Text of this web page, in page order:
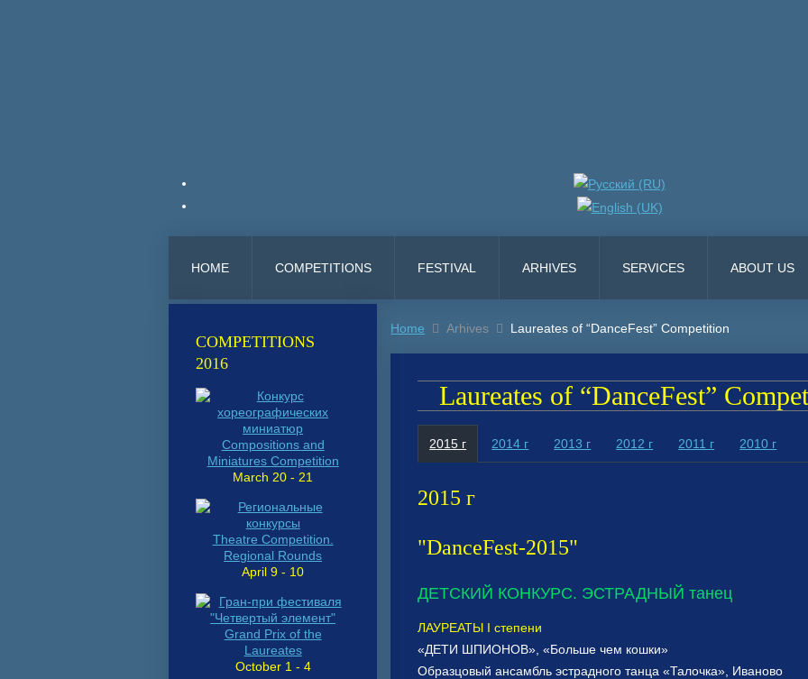
HOME COMPETITIONS FESTIVAL ARHIVES SERVICES ABOUT US
Home Arhives Laureates of “DanceFest” Competition
Laureates of “DanceFest”
2015 г 2014 г 2013 г 2012 г 2011 г 2010 г
2015 г
"DanceFest-2015"
ДЕТСКИЙ КОНКУРС. ЭСТРАДНЫЙ танец
ЛАУРЕАТЫ I степени
«ДЕТИ ШПИОНОВ», «Больше чем кошки»
Образцовый ансамбль эстрадного танца «Талочка», Иваново
COMPETITIONS
2016
Compositions and
Miniatures Competition
March 20 - 21
Theatre Competition.
Regional Rounds
April 9 - 10
Grand Prix of the
Laureates
October 1 - 4